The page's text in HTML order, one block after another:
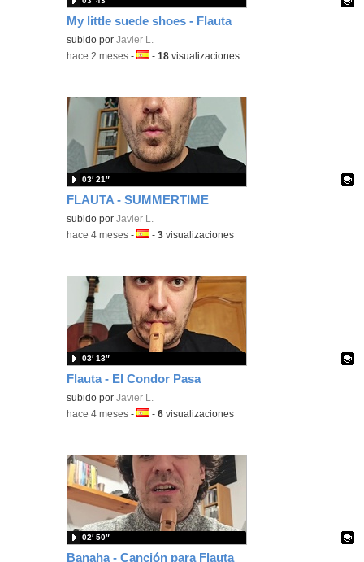
My little suede shoes - Flauta
Contenido educativo.
subido porJavier L.
-hace 2 meses -Idioma:
-18 visualizaciones
FLAUTA - SUMMERTIME
Contenido educativo.
subido porJavier L.
03′ 21″
-hace 4 meses -Idioma:
-3 visualizaciones
Flauta - El Condor Pasa
Contenido educativo.
subido porJavier L.
03′ 13″
-hace 4 meses -Idioma:
-6 visualizaciones
Banaha - Canción para Flauta
02′ 50″